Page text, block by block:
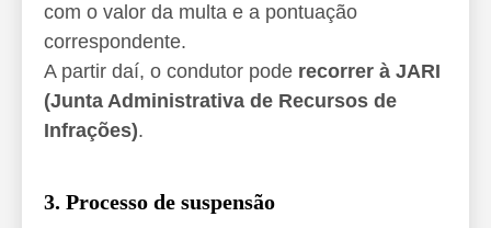
com o valor da multa e a pontuação
correspondente.
A partir daí, o condutor pode recorrer à JARI
(Junta Administrativa de Recursos de
Infrações).
3. Processo de suspensão